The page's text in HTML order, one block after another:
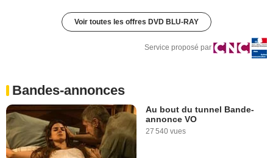
Voir toutes les offres DVD BLU-RAY
Service proposé par
Bandes-annonces
Au bout du tunnel Bande-
annonce VO
27 540 vues